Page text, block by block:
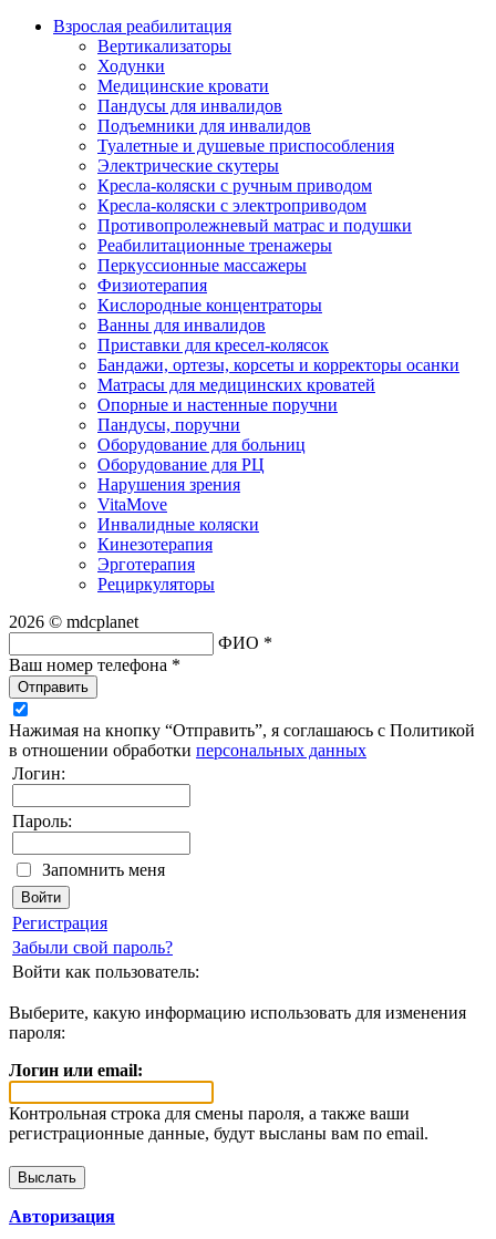
Взрослая реабилитация
Вертикализаторы
Ходунки
Медицинские кровати
Пандусы для инвалидов
Подъемники для инвалидов
Туалетные и душевые приспособления
Электрические скутеры
Кресла-коляски с ручным приводом
Кресла-коляски с электроприводом
Противопролежневый матрас и подушки
Реабилитационные тренажеры
Перкуссионные массажеры
Физиотерапия
Кислородные концентраторы
Ванны для инвалидов
Приставки для кресел-колясок
Бандажи, ортезы, корсеты и корректоры осанки
Матрасы для медицинских кроватей
Опорные и настенные поручни
Пандусы, поручни
Оборудование для больниц
Оборудование для РЦ
Нарушения зрения
VitaMove
Инвалидные коляски
Кинезотерапия
Эрготерапия
Рециркуляторы
2026 © mdcplanet
ФИО *
Ваш номер телефона *
Отправить
Нажимая на кнопку “Отправить”, я соглашаюсь с Политикой
в отношении обработки персональных данных
Логин:
Пароль:
Запомнить меня
Регистрация
Забыли свой пароль?
Войти как пользователь:
Выберите, какую информацию использовать для изменения
пароля:
Логин или email:
Контрольная строка для смены пароля, а также ваши
регистрационные данные, будут высланы вам по email.
Авторизация